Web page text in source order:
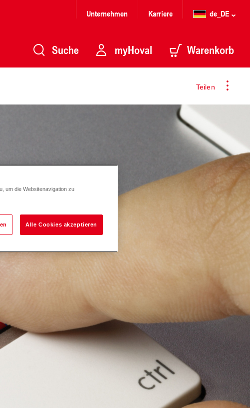
Unternehmen Karriere de_DE
Suche myHoval Warenkorb
Teilen
um die Websitenavigation zu
Alle Cookies akzeptieren